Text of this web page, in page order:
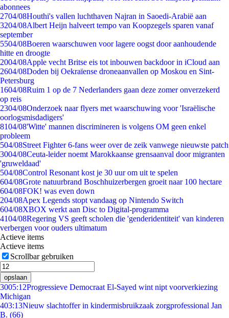
abonnees
2704/08Houthi's vallen luchthaven Najran in Saoedi-Arabië aan
3204/08Albert Heijn halveert tempo van Koopzegels sparen vanaf
september
5504/08Boeren waarschuwen voor lagere oogst door aanhoudende
hitte en droogte
2004/08Apple vecht Britse eis tot inbouwen backdoor in iCloud aan
2604/08Doden bij Oekraïense droneaanvallen op Moskou en Sint-
Petersburg
1604/08Ruim 1 op de 7 Nederlanders gaan deze zomer onverzekerd
op reis
2304/08Onderzoek naar flyers met waarschuwing voor 'Israëlische
oorlogsmisdadigers'
8104/08'Witte' mannen discrimineren is volgens OM geen enkel
probleem
504/08Street Fighter 6-fans weer over de zeik vanwege nieuwste patch
3004/08Ceuta-leider noemt Marokkaanse grensaanval door migranten
'gruweldaad'
504/08Control Resonant kost je 30 uur om uit te spelen
604/08Grote natuurbrand Boschhuizerbergen groeit naar 100 hectare
604/08FOK! was even down
204/08Apex Legends stopt vandaag op Nintendo Switch
604/08XBOX werkt aan Disc to Digital-programma
4104/08Regering VS geeft scholen die 'genderidentiteit' van kinderen
verbergen voor ouders ultimatum
Actieve items
Actieve items
Scrollbar gebruiken
opslaan
3005:12Progressieve Democraat El-Sayed wint nipt voorverkiezing
Michigan
403:13Nieuw slachtoffer in kindermisbruikzaak zorgprofessional Jan
B. (66)